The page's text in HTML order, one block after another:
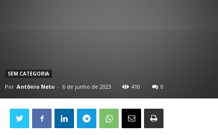
SEM CATEGORIA
Por Antônio Neto - 6 de junho de 2023 410 0